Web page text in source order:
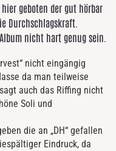
geboten der gut hörbar
Durchschlagskraft.
nicht hart genug sein.
nicht eingängig
da man teilweise
auch das Riffing nicht
Soli und
die an „DH“ gefallen
Eindruck, da